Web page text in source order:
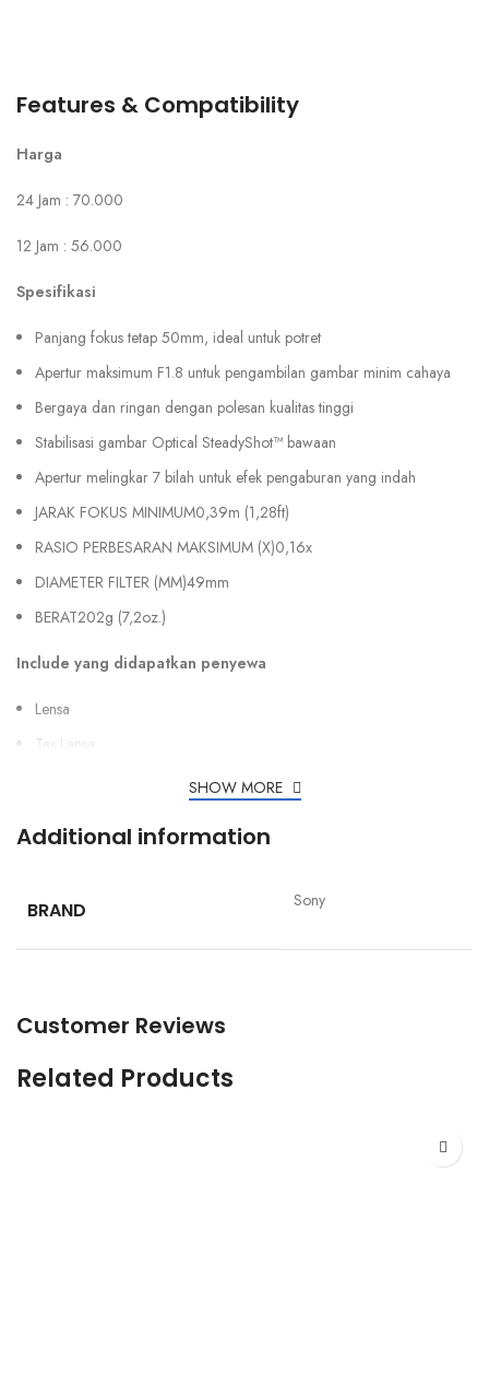
Features & Compatibility
Harga
24 Jam : 70.000
12 Jam : 56.000
Spesifikasi
Panjang fokus tetap 50mm, ideal untuk potret
Apertur maksimum F1.8 untuk pengambilan gambar minim cahaya
Bergaya dan ringan dengan polesan kualitas tinggi
Stabilisasi gambar Optical SteadyShot™ bawaan
Apertur melingkar 7 bilah untuk efek pengaburan yang indah
JARAK FOKUS MINIMUM0,39m (1,28ft)
RASIO PERBESARAN MAKSIMUM (X)0,16x
DIAMETER FILTER (MM)49mm
BERAT202g (7,2oz.)
Include yang didapatkan penyewa
Lensa
Tas Lensa
SHOW MORE
Additional information
BRAND Sony
Customer Reviews
Related Products